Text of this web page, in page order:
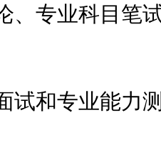
、专业科目笔
和专业能力